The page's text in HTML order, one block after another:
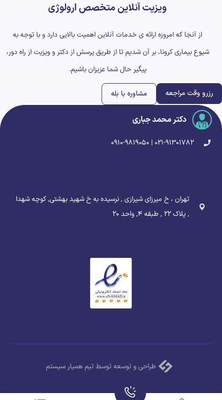
ویزیت آنلاین متخصص ارولوژی
از آنجا که امروزه ارائه ی خدمات آنلاین اهمیت بالایی دارد و با توجه به
شیوع بیماری کرونا، بر آن شدیم تا از طریق پرسش از دکتر و ویزیت از راه دور،
پیگیر حال شما عزیزان باشیم.
رزرو وقت مراجعه مشاوره با بله
دکتر محمد جباری
۰۲۱-۹۱۳۰۱۷۸۲ | ۰۹۱۰-۹۸۱۹۰۵۰
تهران ، خ میرزای شیرازی , نرسیده به خ شهید بهشتی, کوچه شهدا
, پلاک ۲۲ , طبقه ۴, واحد ۲۰
طراحی و توسعه توسط تیم همیار سیستم